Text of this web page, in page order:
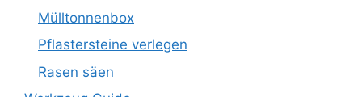
Mülltonnenbox
Pflastersteine verlegen
Rasen säen